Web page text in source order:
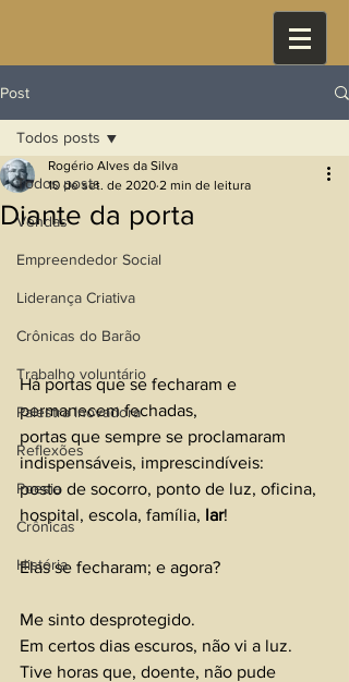
Post
Todos posts
Vendas
Empreendedor Social
Liderança Criativa
Crônicas do Barão
Trabalho voluntário
Palestra Inovadora
Reflexões
Poesia
Crônicas
História
Todos posts
Diante da porta
Rogério Alves da Silva
10 de set. de 2020 2 min de leitura
Há portas que se fecharam e
permanecem fechadas,
portas que sempre se proclamaram
indispensáveis, imprescindíveis:
posto de socorro, ponto de luz, oficina,
hospital, escola, família, lar!
Elas se fecharam; e agora?
Me sinto desprotegido.
Em certos dias escuros, não vi a luz.
Tive horas que, doente, não pude